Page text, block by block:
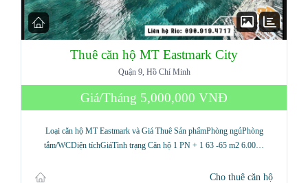
Thuê căn hộ MT Eastmark City
Quận 9, Hồ Chí Minh
Giá/Tháng 5,000,000 VNĐ
Loại căn hộ MT Eastmark và Giá Thuê Sản phẩmPhòng ngủPhòng
tắm/WCDiện tíchGiáTình trạng Căn hộ 1 PN + 1 63 -65 m2 6.00…
Cho thuê căn hộ